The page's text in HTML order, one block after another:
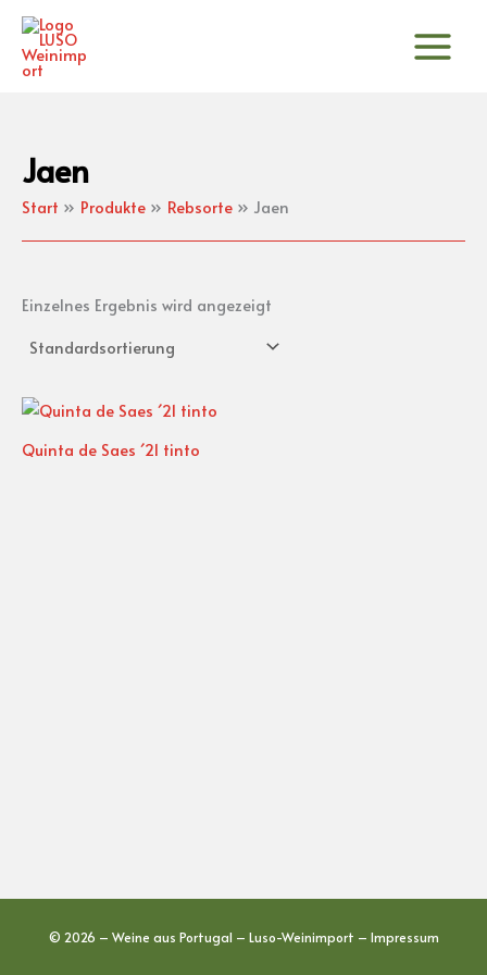
Zum
Inhalt
springen
Jaen
Start Produkte Rebsorte Jaen
Einzelnes Ergebnis wird angezeigt
Quinta de Saes ´21 tinto
© 2026 – Weine aus Portugal – Luso-Weinimport – Impressum